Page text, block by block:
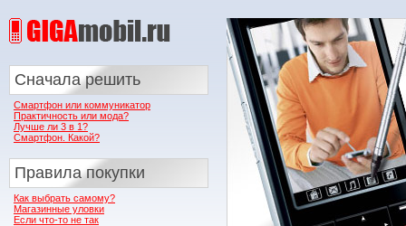
Сначала решить
Смартфон или коммуникатор
Практичность или мода?
Лучше ли 3 в 1?
Смартфон. Какой?
Правила покупки
Как выбрать самому?
Магазинные уловки
Если что-то не так